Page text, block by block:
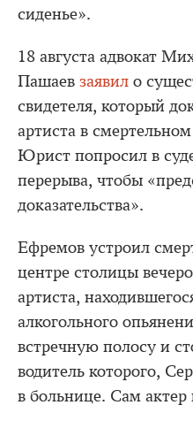
сиденье».
18 августа адвокат
Пашаев заявил о
свидетеля, который
артиста в
Юрист попросил в
перерыва, чтобы
доказательства».
Ефремов устроил
центре столицы
артиста,
алкогольного
встречную полосу и
водитель которого,
в больнице. Сам актер